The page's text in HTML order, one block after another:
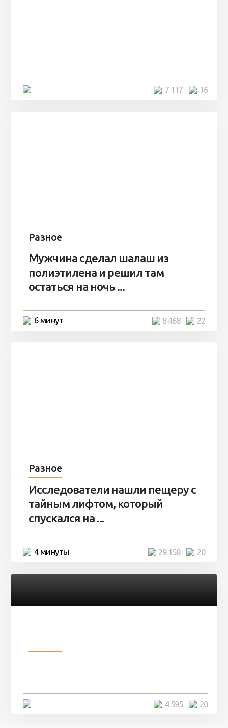
16
7 117
Разное
Мужчина сделал шалаш из
полиэтилена и решил там
остаться на ночь ...
6 минут 22
8 468
Разное
Исследователи нашли пещеру с
тайным лифтом, который
спускался на ...
4 минуты 20
29 158
20
4 595